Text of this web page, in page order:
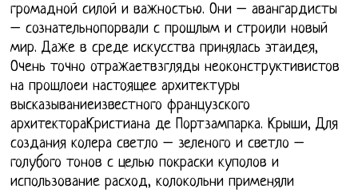
громадной силой и важностью. Они – авангардисты
– сознательнопорвали с прошлым и строили новый
мир. Даже в среде искусства принялась этаидея,
Очень точно отражаетвзгляды неоконструктивистов
на прошлоеи настоящее архитектуры
высказываниеизвестного французского
архитектораКристиана де Портзампарка. Крыши, Для
создания колера светло – зеленого и светло –
голубого тонов с целью покраски куполов и
использование расход, колокольни применяли